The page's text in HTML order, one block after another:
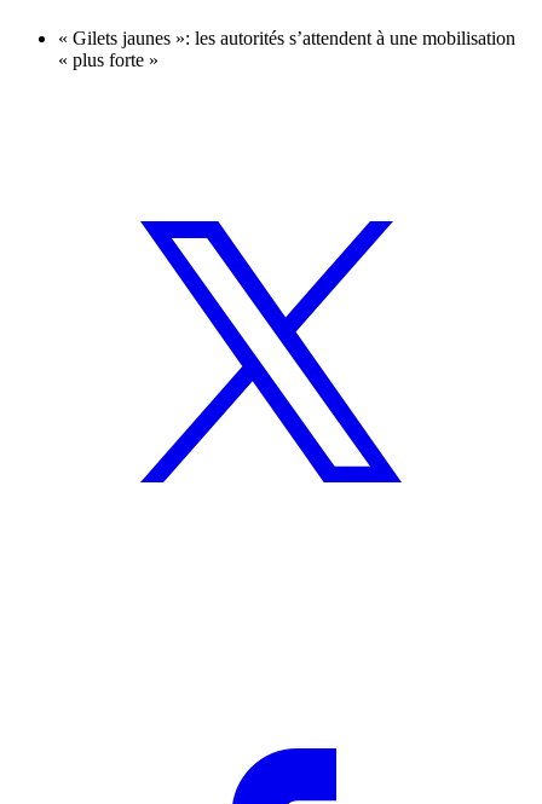
« Gilets jaunes »: les autorités s’attendent à une mobilisation
« plus forte »